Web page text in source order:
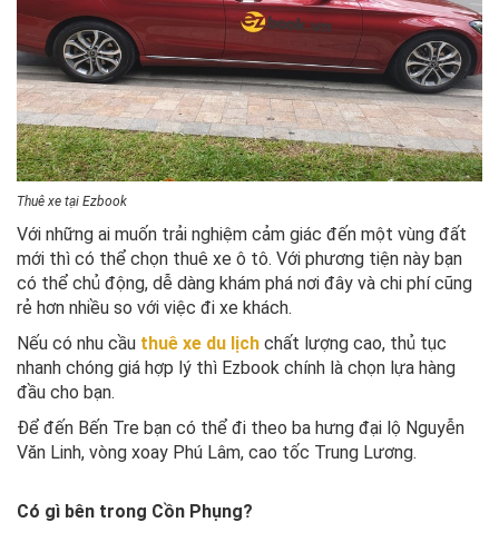
Thuê xe tại Ezbook
Với những ai muốn trải nghiệm cảm giác đến một vùng đất
mới thì có thể chọn thuê xe ô tô. Với phương tiện này bạn
có thể chủ động, dễ dàng khám phá nơi đây và chi phí cũng
rẻ hơn nhiều so với việc đi xe khách.
Nếu có nhu cầu thuê xe du lịch chất lượng cao, thủ tục
nhanh chóng giá hợp lý thì Ezbook chính là chọn lựa hàng
đầu cho bạn.
Để đến Bến Tre bạn có thể đi theo ba hưng đại lộ Nguyễn
Văn Linh, vòng xoay Phú Lâm, cao tốc Trung Lương.
Có gì bên trong Cồn Phụng?